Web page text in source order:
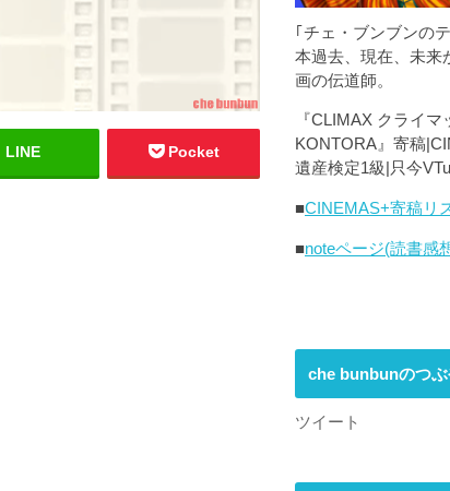
LINE Pocket
｢チェ・ブンブンの
本過去、現在、未来
画の伝道師。
『CLIMAX クライ
KONTORA』寄稿
遺産検定1級|只今
■CINEMAS+寄稿リ
■noteページ(読書感
che bunbunのつぶ
ツイート